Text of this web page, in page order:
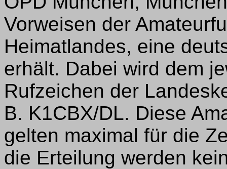
Vorweisen der
Heimatlandes, eine
erhält. Dabei wird dem
Rufzeichen der
B. K1CBX/DL. Diese
gelten maximal für die
die Erteilung werden